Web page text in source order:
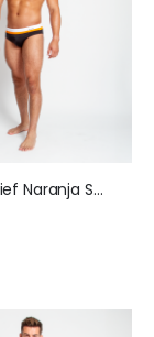
Bañador Brief Naranja Serengeti Strech